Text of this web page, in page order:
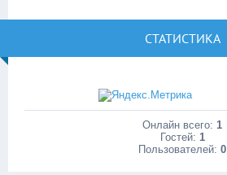
СТАТИСТИКА
Онлайн всего: 1
Гостей: 1
Пользователей: 0